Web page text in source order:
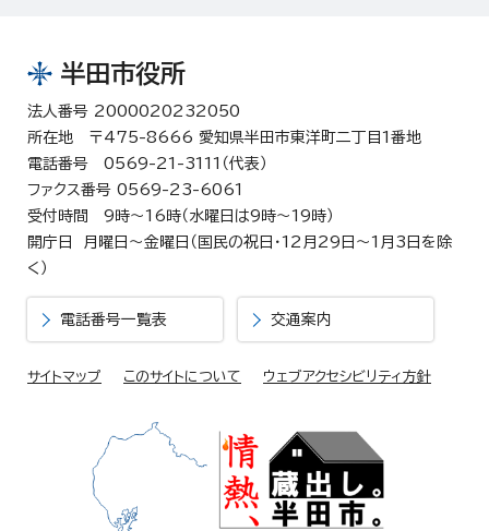
半田市役所
法人番号 2000020232050
所在地 〒475-8666 愛知県半田市東洋町二丁目1番地
電話番号 0569-21-3111（代表）
ファクス番号 0569-23-6061
受付時間 9時～16時（水曜日は9時～19時）
開庁日 月曜日～金曜日（国民の祝日・12月29日～1月3日を除
く）
電話番号一覧表 交通案内
サイトマップ このサイトについて ウェブアクセシビリティ方針